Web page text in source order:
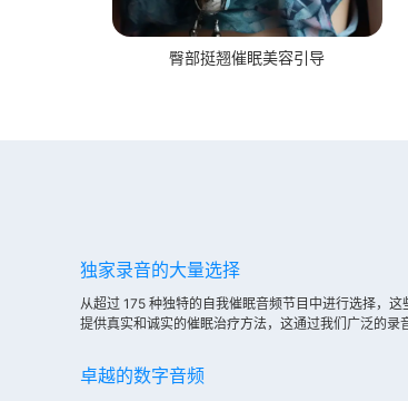
臀部挺翘催眠美容引导
独家录音的大量选择
从超过 175 种独特的自我催眠音频节目中进行选择，这
提供真实和诚实的催眠治疗方法，这通过我们广泛的录
卓越的数字音频